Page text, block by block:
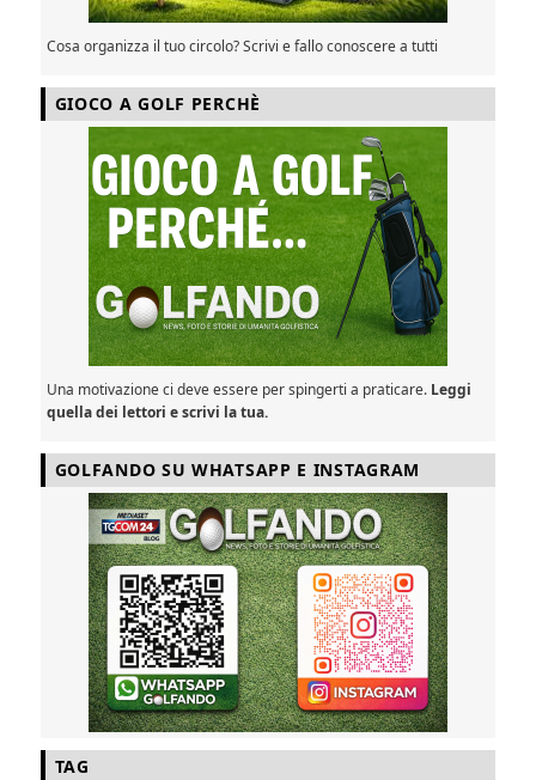
Cosa organizza il tuo circolo? Scrivi e fallo conoscere a tutti
GIOCO A GOLF PERCHÈ
Una motivazione ci deve essere per spingerti a praticare. Leggi
quella dei lettori e scrivi la tua.
GOLFANDO SU WHATSAPP E INSTAGRAM
TAG